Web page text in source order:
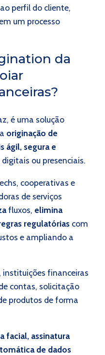
perfil do cliente,
um processo
da
é uma solução
originação de
ágil, segura e
ou presenciais.
cooperativas e
de serviços
fluxos, elimina
regulatóriascom
e ampliando a
instituições financeiras
contas, solicitação
produtos de forma
facial, assinatura
de dados